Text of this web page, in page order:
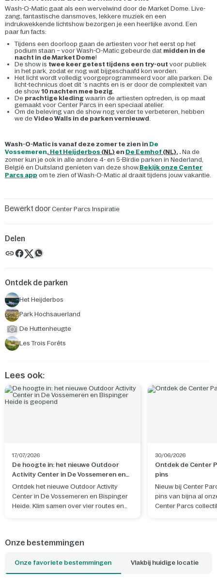
Wash-O-Matic gaat als een wervelwind door de Market Dome. Live-
zang, fantastische dansmoves, lekkere muziek en een
indrukwekkende lichtshow bezorgen je een heerlijke avond. Een
paar fun facts:
Tijdens een doorloop gaan de artiesten voor het eerst op het
podium staan – voor Wash-O-Matic gebeurde dat midden in de
nacht in de Market Dome!
De show is twee keer getest tijdens een try-out voor publiek
in het park, zodat er nog wat bijgeschaafd kon worden.
Het licht wordt volledig voorgeprogrammeerd voor alle parken. De
licht-technicus doet dit ’s nachts en is er door de complexiteit van
de show 10 nachten mee bezig
De prachtige kleding waarin de artiesten optreden, is op maat
gemaakt voor Center Parcs in een speciaal atelier.
Om de beleving van de show nog verder te verbeteren, hebben
we de Video Walls in de parken vernieuwd
Wash-O-Matic is vanaf deze zomer te zien in De
Vossemeren, Het Heijderbos (NL) en De Eemhof (NL), . Na de
zomer kun je ook in alle andere 4- en 5-Birdie parken in Nederland,
België en Duitsland genieten van deze show. Bekijk onze Center
Parcs app om te zien of Wash-O-Matic al draait tijdens jouw vakantie.
Bewerkt doorCenter Parcs Inspiratie
Ontdek de parken
Het Heijderbos
Park Hochsauerland
De Huttenheugte
Les Trois Forêts
Delen
Lees ook:
17/07/2026
De hoogte in: het nieuwe Outdoor
Activity Center in De Vossemeren en
Bispinger Heide is geopend
Ontdek het nieuwe Outdoor Activity
Center in De Vossemeren en Bispinger
Heide. Klim samen over vier routes en
30/06/2026
Ontdek de Center
pins
Nieuw bij Center
pins van bijna al
Center Parcs
Onze bestemmingen
Onze favoriete bestemmingen Vlakbij huidige locatie